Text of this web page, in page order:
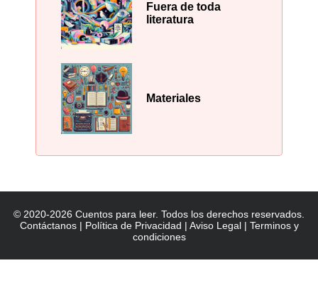
Fuera de toda
literatura
Materiales
© 2020-2026 Cuentos para leer. Todos los derechos reservados.
Contáctanos| Política de Privacidad | Aviso Legal| Terminos y
condiciones